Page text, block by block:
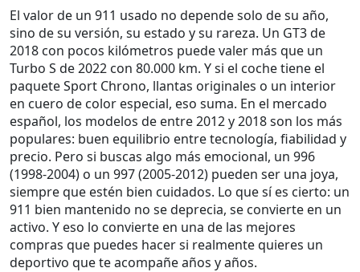
El valor de un 911 usado no depende solo de su año,
sino de su versión, su estado y su rareza. Un GT3 de
2018 con pocos kilómetros puede valer más que un
Turbo S de 2022 con 80.000 km. Y si el coche tiene el
paquete Sport Chrono, llantas originales o un interior
en cuero de color especial, eso suma. En el mercado
español, los modelos de entre 2012 y 2018 son los más
populares: buen equilibrio entre tecnología, fiabilidad y
precio. Pero si buscas algo más emocional, un 996
(1998-2004) o un 997 (2005-2012) pueden ser una joya,
siempre que estén bien cuidados. Lo que sí es cierto: un
911 bien mantenido no se deprecia, se convierte en un
activo. Y eso lo convierte en una de las mejores
compras que puedes hacer si realmente quieres un
deportivo que te acompañe años y años.